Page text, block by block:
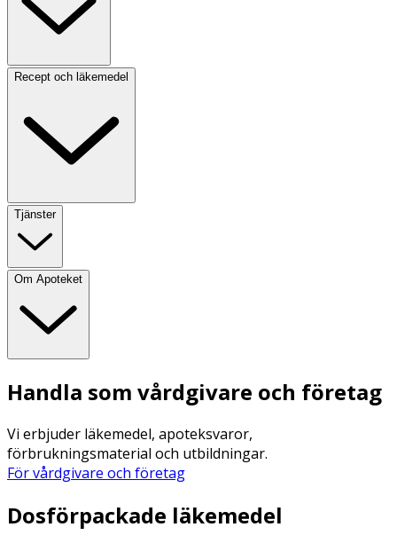
Recept och läkemedel
Tjänster
Om Apoteket
Handla som vårdgivare och företag
Vi erbjuder läkemedel, apoteksvaror,
förbrukningsmaterial och utbildningar.
För vårdgivare och företag
Dosförpackade läkemedel